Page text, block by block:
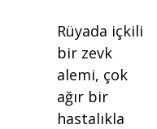
Rüyada içkili
bir zevk
alemi, çok
ağır bir
hastalıkla